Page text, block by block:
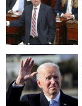
56
seconds